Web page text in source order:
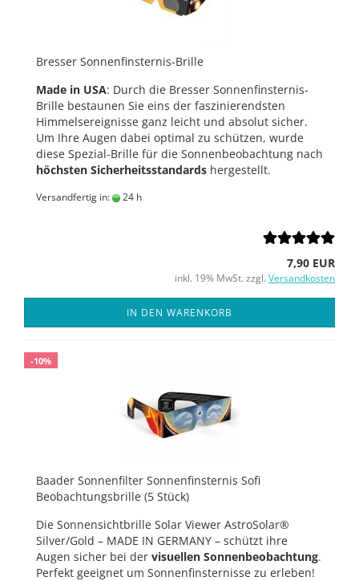
Bresser Sonnenfinsternis-Brille
Made in USA: Durch die Bresser Sonnenfinsternis-
Brille bestaunen Sie eins der faszinierendsten
Himmelsereignisse ganz leicht und absolut sicher.
Um Ihre Augen dabei optimal zu schützen, wurde
diese Spezial-Brille für die Sonnenbeobachtung nach
höchsten Sicherheitsstandards hergestellt.
Versandfertig in: 24 h
7,90 EUR
inkl. 19% MwSt. zzgl. Versandkosten
IN DEN WARENKORB
-10%
Baader Sonnenfilter Sonnenfinsternis Sofi
Beobachtungsbrille (5 Stück)
Die Sonnensichtbrille Solar Viewer AstroSolar®
Silver/Gold – MADE IN GERMANY – schützt ihre
Augen sicher bei der visuellen Sonnenbeobachtung.
Perfekt geeignet um Sonnenfinsternisse zu erleben!